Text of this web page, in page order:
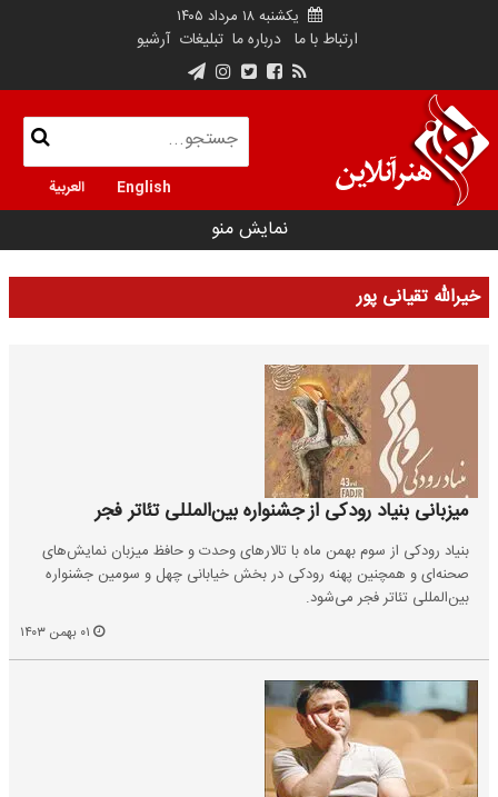
یکشنبه ۱۸ مرداد ۱۴۰۵
ارتباط با ما درباره ما تبلیغات آرشیو
English العربية
نمایش منو
خیرالله تقیانی پور
میزبانی بنیاد رودکی از جشنواره بین‌المللی تئاتر فجر
بنیاد رودکی از سوم بهمن ماه با تالارهای وحدت و حافظ میزبان نمایش‌های
صحنه‌ای و همچنین پهنه رودکی در بخش خیابانی چهل و سومین جشنواره
بین‌المللی تئاتر فجر می‌شود.